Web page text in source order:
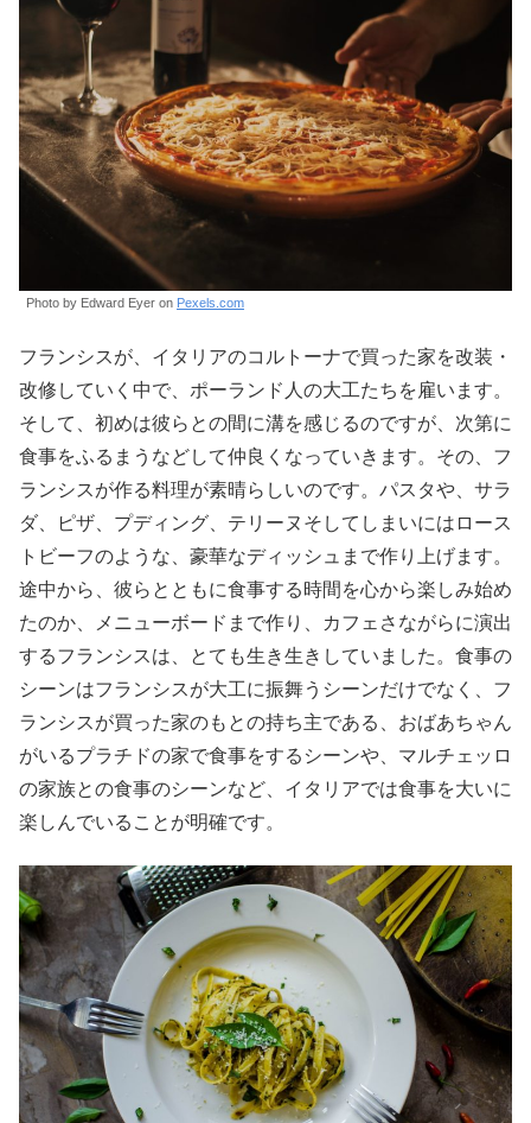
Photo by Edward Eyer on Pexels.com
フランシスが、イタリアのコルトーナで買った家を改装・
改修していく中で、ポーランド人の大工たちを雇います。
そして、初めは彼らとの間に溝を感じるのですが、次第に
食事をふるまうなどして仲良くなっていきます。その、フ
ランシスが作る料理が素晴らしいのです。パスタや、サラ
ダ、ピザ、プディング、テリーヌそしてしまいにはロース
トビーフのような、豪華なディッシュまで作り上げます。
途中から、彼らとともに食事する時間を心から楽しみ始め
たのか、メニューボードまで作り、カフェさながらに演出
するフランシスは、とても生き生きしていました。食事の
シーンはフランシスが大工に振舞うシーンだけでなく、フ
ランシスが買った家のもとの持ち主である、おばあちゃん
がいるプラチドの家で食事をするシーンや、マルチェッロ
の家族との食事のシーンなど、イタリアでは食事を大いに
楽しんでいることが明確です。